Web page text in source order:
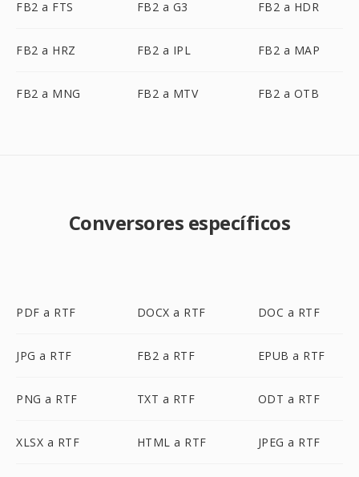
FB2 a FTS FB2 a G3 FB2 a HDR
FB2 a HRZ FB2 a IPL FB2 a MAP
FB2 a MNG FB2 a MTV FB2 a OTB
Conversores específicos
PDF a RTF DOCX a RTF DOC a RTF
JPG a RTF FB2 a RTF EPUB a RTF
PNG a RTF TXT a RTF ODT a RTF
XLSX a RTF HTML a RTF JPEG a RTF